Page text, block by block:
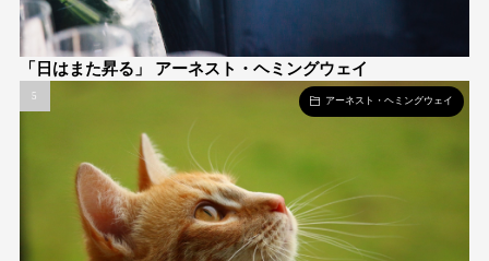
「日はまた昇る」 アーネスト・ヘミングウェイ
アーネスト・ヘミングウェイ